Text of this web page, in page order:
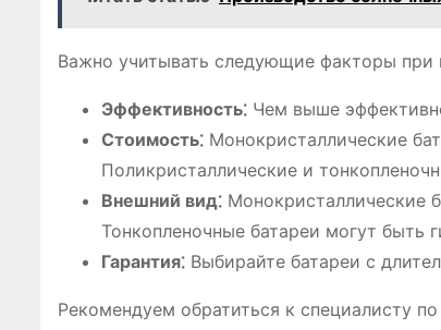
Важно учитывать следующие факторы при
Эффективность⁚ Чем выше
Стоимость⁚ Монокристаллические
Поликристаллические и
Внешний вид⁚ Монокристаллические
Тонкопленочные батареи могут быть
Гарантия⁚ Выбирайте батареи с
Рекомендуем обратиться к специалисту